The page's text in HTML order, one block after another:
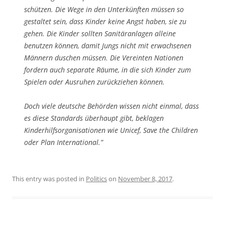
schützen. Die Wege in den Unterkünften müssen so
gestaltet sein, dass Kinder keine Angst haben, sie zu
gehen. Die Kinder sollten Sanitäranlagen alleine
benutzen können, damit Jungs nicht mit erwachsenen
Männern duschen müssen. Die Vereinten Nationen
fordern auch separate Räume, in die sich Kinder zum
Spielen oder Ausruhen zurückziehen können.
Doch viele deutsche Behörden wissen nicht einmal, dass
es diese Standards überhaupt gibt, beklagen
Kinderhilfsorganisationen wie Unicef, Save the Children
oder Plan International.”
This entry was posted in Politicson November 8, 2017.